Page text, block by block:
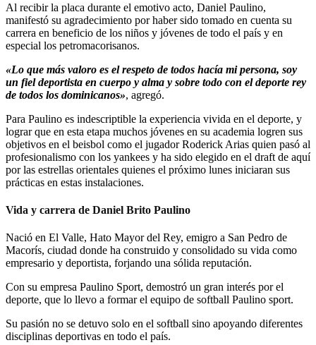
Al recibir la placa durante el emotivo acto, Daniel Paulino,
manifestó su agradecimiento por haber sido tomado en cuenta su
carrera en beneficio de los niños y jóvenes de todo el país y en
especial los petromacorisanos.
«Lo que más valoro es el respeto de todos hacía mi persona, soy
un fiel deportista en cuerpo y alma y sobre todo con el deporte rey
de todos los dominicanos», agregó.
Para Paulino es indescriptible la experiencia vivida en el deporte, y
lograr que en esta etapa muchos jóvenes en su academia logren sus
objetivos en el beisbol como el jugador Roderick Arias quien pasó al
profesionalismo con los yankees y ha sido elegido en el draft de aquí
por las estrellas orientales quienes el próximo lunes iniciaran sus
prácticas en estas instalaciones.
Vida y carrera de Daniel Brito Paulino
Nació en El Valle, Hato Mayor del Rey, emigro a San Pedro de
Macorís, ciudad donde ha construido y consolidado su vida como
empresario y deportista, forjando una sólida reputación.
Con su empresa Paulino Sport, demostró un gran interés por el
deporte, que lo llevo a formar el equipo de softball Paulino sport.
Su pasión no se detuvo solo en el softball sino apoyando diferentes
disciplinas deportivas en todo el país.